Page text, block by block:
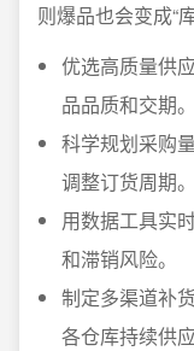
则爆品也会变成“
优选高质量供
品品质和交期。
科学规划采购
调整订货周期。
用数据工具实
和滞销风险。
制定多渠道补
各仓库持续供应